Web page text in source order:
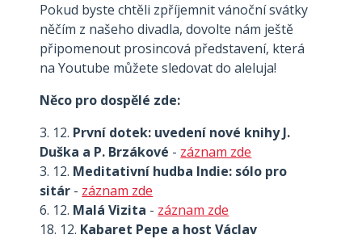
Pokud byste chtěli zpříjemnit vánoční svátky
něčím z našeho divadla, dovolte nám ještě
připomenout prosincová představení, která
na Youtube můžete sledovat do aleluja!
Něco pro dospělé zde:
3. 12. První dotek: uvedení nové knihy J.
Duška a P. Brzákové - záznam zde
3. 12. Meditativní hudba Indie: sólo pro
sitár - záznam zde
6. 12. Malá Vizita - záznam zde
18. 12. Kabaret Pepe a host Václav